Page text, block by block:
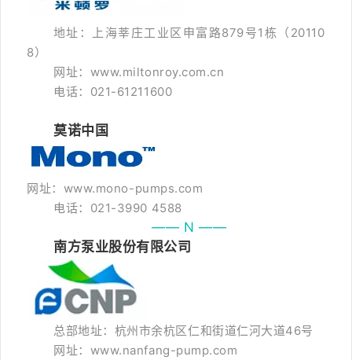
地址：上海莘庄工业区申富路879号1栋（20110
8）
网址：www.miltonroy.com.cn
电话：021-61211600
莫诺中国
网址：www.mono-pumps.com
电话：021-3990 4588
—— N ——
南方泵业股份有限公司
总部地址：杭州市余杭区仁和街道仁河大道46号
网址：www.nanfang-pump.com